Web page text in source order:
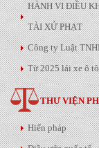
HÀNH VI ĐIỀU
TÀI XỬ PHẠT
Công ty Luật
Từ 2025 lái xe ô
THƯ VIỆN
Hiến pháp